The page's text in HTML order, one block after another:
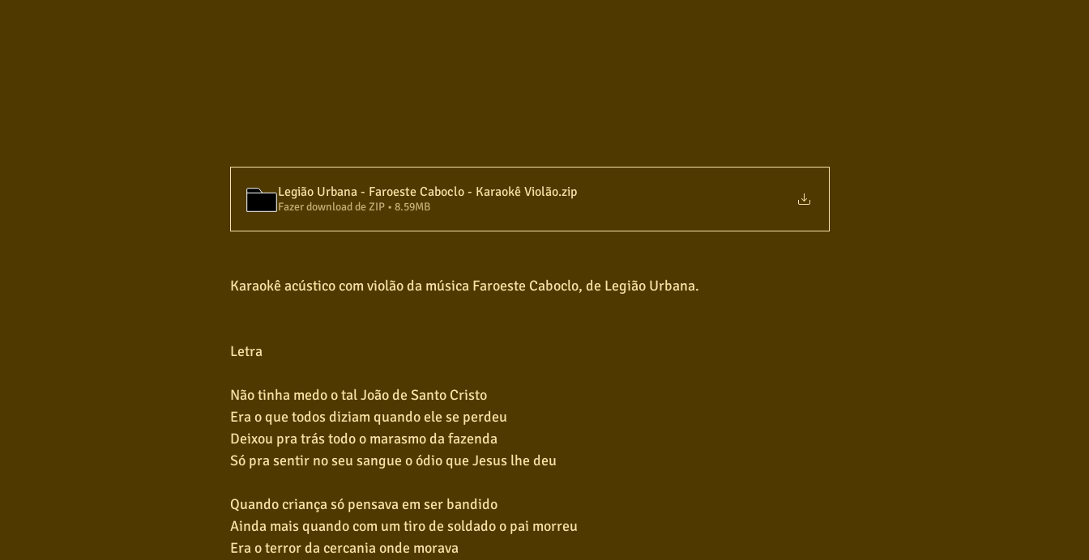
Legião Urbana - Faroeste Caboclo - Karaokê Violão.zip
Fazer download de ZIP • 8.59MB
Karaokê acústico com violão da música Faroeste Caboclo, de Legião Urbana.
Letra
Não tinha medo o tal João de Santo Cristo
Era o que todos diziam quando ele se perdeu
Deixou pra trás todo o marasmo da fazenda
Só pra sentir no seu sangue o ódio que Jesus lhe deu
Quando criança só pensava em ser bandido
Ainda mais quando com um tiro de soldado o pai morreu
Era o terror da cercania onde morava